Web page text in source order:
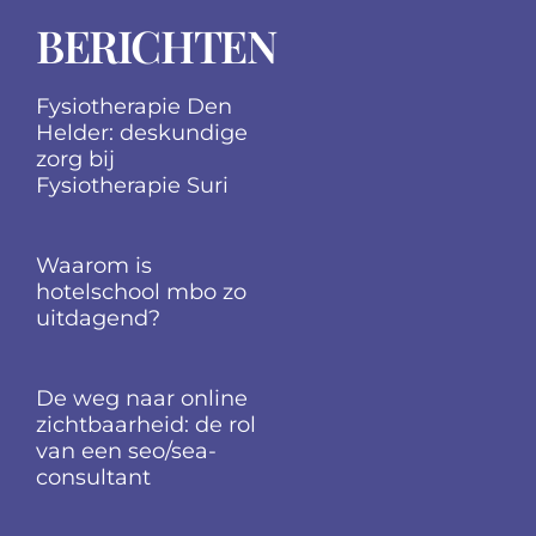
BERICHTEN
Fysiotherapie Den
Helder: deskundige
zorg bij
Fysiotherapie Suri
Waarom is
hotelschool mbo zo
uitdagend?
De weg naar online
zichtbaarheid: de rol
van een seo/sea-
consultant